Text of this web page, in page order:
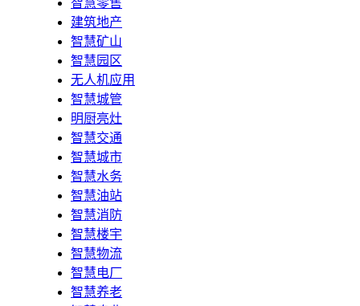
建筑地产
智慧矿山
智慧园区
无人机应用
智慧城管
明厨亮灶
智慧交通
智慧城市
智慧水务
智慧油站
智慧消防
智慧楼宇
智慧物流
智慧电厂
智慧养老